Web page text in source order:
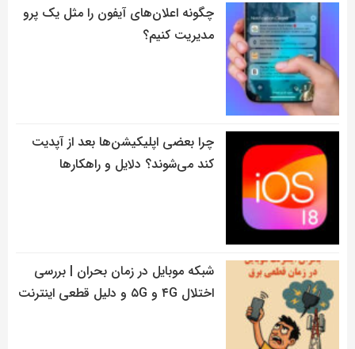
چگونه اعلان‌های آیفون را مثل یک پرو
مدیریت کنیم؟
چرا بعضی اپلیکیشن‌ها بعد از آپدیت
کند می‌شوند؟ دلایل و راهکارها
شبکه موبایل در زمان بحران | بررسی
اختلال ۴G و ۵G و دلیل قطعی اینترنت